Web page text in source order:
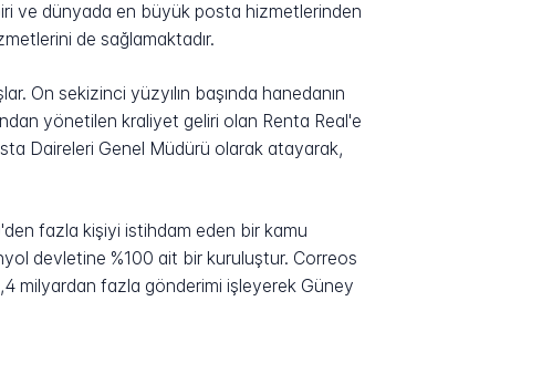
ve dünyada en büyük posta hizmetlerinden
de sağlamaktadır.
On sekizinci yüzyılın başında hanedanın
yönetilen kraliyet geliri olan Renta Real'e
Daireleri Genel Müdürü olarak atayarak,
fazla kişiyi istihdam eden bir kamu
devletine %100 ait bir kuruluştur. Correos
milyardan fazla gönderimi işleyerek Güney